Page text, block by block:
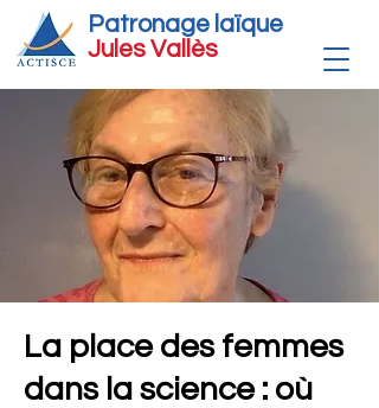
Patronage laïque
Jules Vallès
La place des femmes
dans la science : où